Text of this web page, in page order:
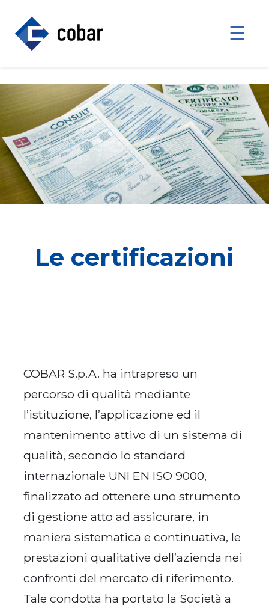
☰
Le certificazioni
COBAR S.p.A. ha intrapreso un
percorso di qualità mediante
l’istituzione, l’applicazione ed il
mantenimento attivo di un sistema di
qualità, secondo lo standard
internazionale UNI EN ISO 9000,
finalizzato ad ottenere uno strumento
di gestione atto ad assicurare, in
maniera sistematica e continuativa, le
prestazioni qualitative dell’azienda nei
confronti del mercato di riferimento.
Tale condotta ha portato la Società a